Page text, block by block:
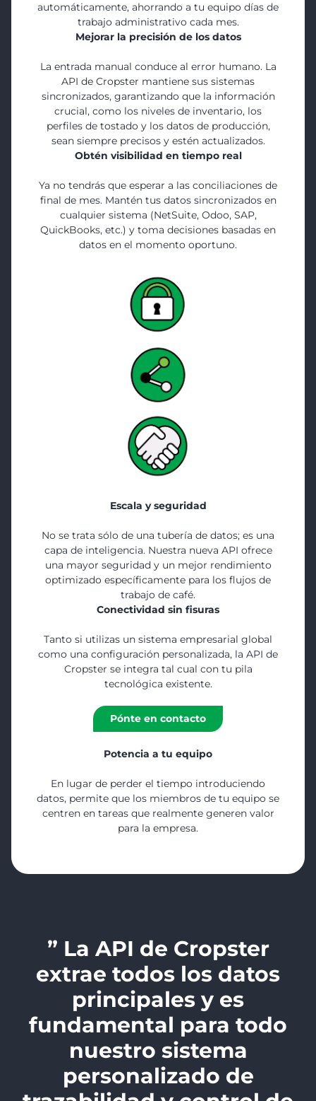
automáticamente, ahorrando a tu equipo días de
trabajo administrativo cada mes.
Mejorar la precisión de los datos
La entrada manual conduce al error humano. La
API de Cropster mantiene sus sistemas
sincronizados, garantizando que la información
crucial, como los niveles de inventario, los
perfiles de tostado y los datos de producción,
sean siempre precisos y estén actualizados.
Obtén visibilidad en tiempo real
Ya no tendrás que esperar a las conciliaciones de
final de mes. Mantén tus datos sincronizados en
cualquier sistema (NetSuite, Odoo, SAP,
QuickBooks, etc.) y toma decisiones basadas en
datos en el momento oportuno.
Escala y seguridad
No se trata sólo de una tubería de datos; es una
capa de inteligencia. Nuestra nueva API ofrece
una mayor seguridad y un mejor rendimiento
optimizado específicamente para los flujos de
trabajo de café.
Conectividad sin fisuras
Tanto si utilizas un sistema empresarial global
como una configuración personalizada, la API de
Cropster se integra tal cual con tu pila
tecnológica existente.
Pónte en contacto
Potencia a tu equipo
En lugar de perder el tiempo introduciendo
datos, permite que los miembros de tu equipo se
centren en tareas que realmente generen valor
para la empresa.
” La API de Cropster
extrae todos los datos
principales y es
fundamental para todo
nuestro sistema
personalizado de